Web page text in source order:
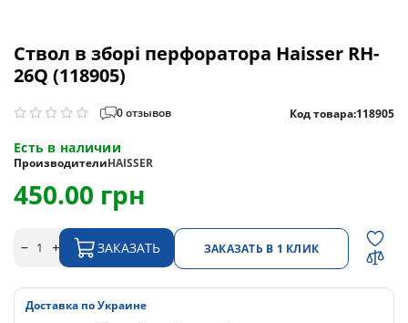
Ствол в зборі перфоратора Haisser RH-
26Q (118905)
0 отзывов Код товара:118905
Есть в наличии
ПроизводителиHAISSER
450.00 грн
ЗАКАЗАТЬ ЗАКАЗАТЬ В 1 КЛИК
Доставка по Украине